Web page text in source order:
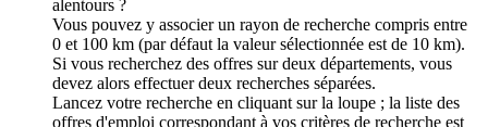
alentours ?
Vous pouvez y associer un rayon de recherche compris entre
0 et 100 km (par défaut la valeur sélectionnée est de 10 km).
Si vous recherchez des offres sur deux départements, vous
devez alors effectuer deux recherches séparées.
Lancez votre recherche en cliquant sur la loupe ; la liste des
offres d'emploi correspondant à vos critères de recherche est